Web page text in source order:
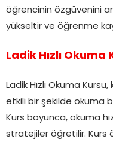
öğrencinin özgüvenini
yükseltir ve öğrenme
Ladik Hızlı Okuma
Ladik Hızlı Okuma
etkili bir şekilde okuma
Kurs boyunca, okuma
stratejiler öğretilir. Kurs